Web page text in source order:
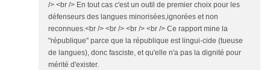
/> <br /> En tout cas c'est un outil de premier choix pour les
défenseurs des langues minorisées,ignorées et non
reconnues.<br /> <br /> <br /> <br /> Ce rapport mine la
"république" parce que la république est lingui-cide (tueuse
de langues), donc fasciste, et qu'elle n'a pas la dignité pour
mérité d'exister.